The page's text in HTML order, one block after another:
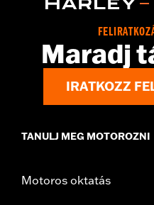
Left and right
WARRANTY:1 year limited
d.com/warrantyfor full details
Maradj
IRATKOZZ
TANULJ MEG MOTOROZNI
Motoros oktatás